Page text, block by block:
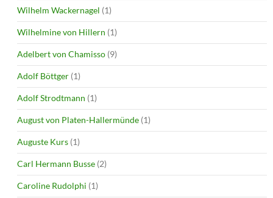
Wilhelm Wackernagel (1)
Wilhelmine von Hillern (1)
Adelbert von Chamisso (9)
Adolf Böttger (1)
Adolf Strodtmann (1)
August von Platen-Hallermünde (1)
Auguste Kurs (1)
Carl Hermann Busse (2)
Caroline Rudolphi (1)